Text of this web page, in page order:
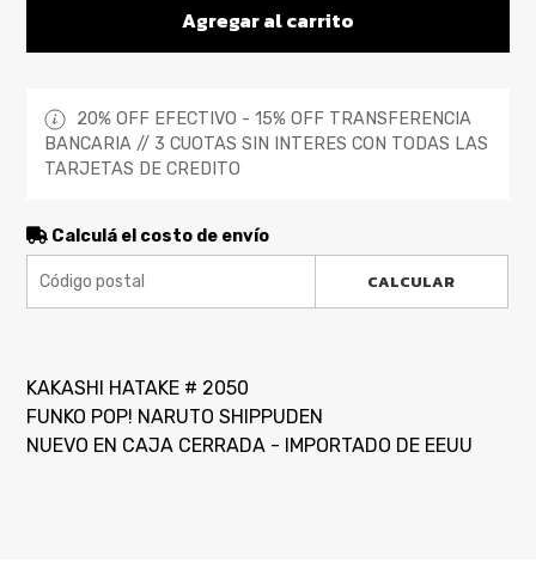
Agregar al carrito
20% OFF EFECTIVO - 15% OFF TRANSFERENCIA
BANCARIA // 3 CUOTAS SIN INTERES CON TODAS LAS
TARJETAS DE CREDITO
Calculá el costo de envío
CALCULAR
KAKASHI HATAKE # 2050
FUNKO POP! NARUTO SHIPPUDEN
NUEVO EN CAJA CERRADA - IMPORTADO DE EEUU